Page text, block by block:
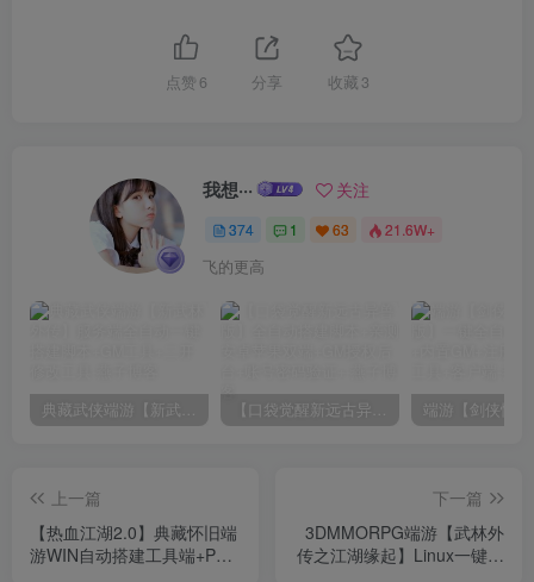
点赞 6 分享 收藏 3
我想··· 关注
374 1 63 21.6W+
飞的更高
典藏武侠端游【新武林外传】服务端全自动一键搭建脚本+GM工具+二开修改工具 【口袋觉醒新远古异兽版】全自动搭建脚本+亲测安卓苹果双端+GM授权后台+账号密码验证+
上一篇
【热血江湖2.0】典藏怀旧端
游WIN自动搭建工具端+PC
下一篇
3DMMORPG端游【武林外
传之江湖缘起】Linux一键全